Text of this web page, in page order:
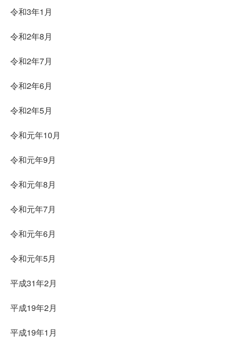
令和3年1月
令和2年8月
令和2年7月
令和2年6月
令和2年5月
令和元年10月
令和元年9月
令和元年8月
令和元年7月
令和元年6月
令和元年5月
平成31年2月
平成19年2月
平成19年1月